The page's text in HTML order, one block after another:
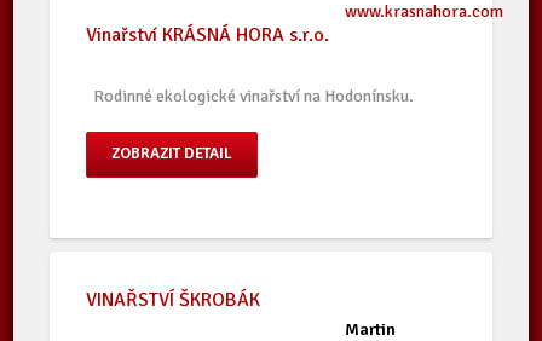
www.krasnahora.com
Vinařství KRÁSNÁ HORA s.r.o.
Rodinné ekologické vinařství na Hodonínsku.
ZOBRAZIT DETAIL
Martin
VINAŘSTVÍ ŠKROBÁK